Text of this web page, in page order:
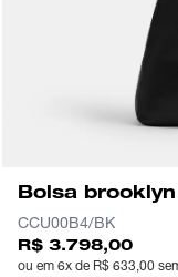
Bolsa
CCU00B4/BK
R$ 3.798,00
ou em 6x de R$ 633,00